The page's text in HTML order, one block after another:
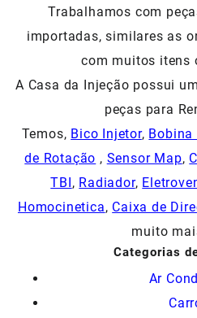
Trabalhamos com
importadas, similares as
com muitos itens
A Casa da Injeção possui
peças para
Temos, Bico Injetor, Bobina
de Rotação , Sensor Map,
TBI, Radiador,
Homocinetica, Caixa de
muito
Categorias
Ar